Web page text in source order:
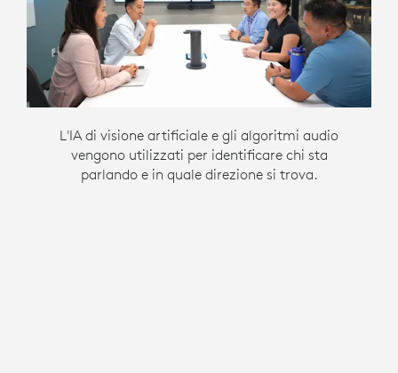
L'IA di visione artificiale e gli algoritmi audio
vengono utilizzati per identificare chi sta
parlando e in quale direzione si trova.
La migliore cattura angolata è determinata tra
le molteplici camere.
Il feed della camera con il miglior angolo di
prospettiva del viso dello speaker viene
inviato.